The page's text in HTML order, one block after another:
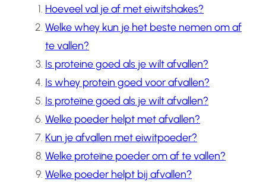
Hoeveel val je af met eiwitshakes?
Welke whey kun je het beste nemen om af
te vallen?
Is proteine goed als je wilt afvallen?
Is whey protein goed voor afvallen?
Is proteïne goed als je wilt afvallen?
Welke poeder helpt met afvallen?
Kun je afvallen met eiwitpoeder?
Welke proteïne poeder om af te vallen?
Welke poeder helpt bij afvallen?